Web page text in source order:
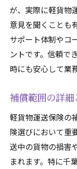
が、実際に軽貨物
意見を聞くことも
サポート体制やコ
ントです。信頼で
時にも安心して業
補償範囲の詳
軽貨物運送保険の
険選びにおいて重
送中の貨物の損害
まれます。特に千